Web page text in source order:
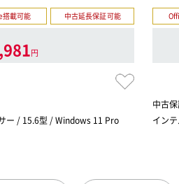
搭載可能 中古延長保証可能
円
ー / 15.6型 / Windows 11 Pro
中古
イン